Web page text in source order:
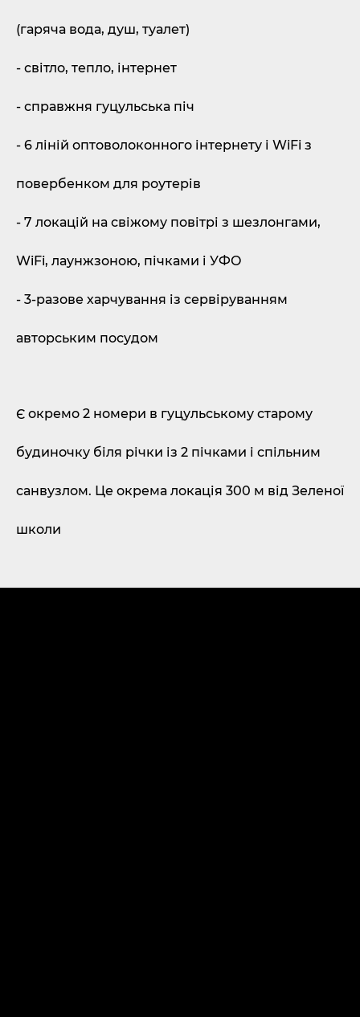
(гаряча вода, душ, туалет)
- світло, тепло, інтернет
- справжня гуцульська піч
- 6 ліній оптоволоконного інтернету і WiFi з
повербенком для роутерів
- 7 локацій на свіжому повітрі з шезлонгами,
WiFi, лаунжзоною, пічками і УФО
- 3-разове харчування із сервіруванням
авторським посудом
Є окремо 2 номери в гуцульському старому
будиночку біля річки із 2 пічками і спільним
санвузлом. Це окрема локація 300 м від Зеленої
школи